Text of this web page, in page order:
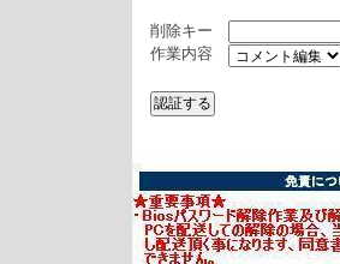
削除キー
作業内容